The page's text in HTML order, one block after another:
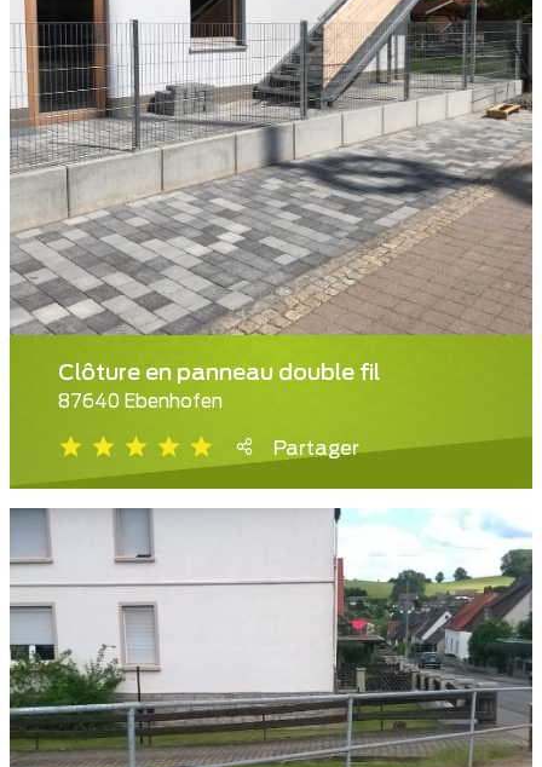
Clôture en panneau double fil
87640 Ebenhofen
Partager